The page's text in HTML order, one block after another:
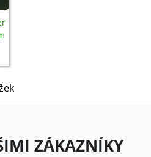
ZÁKAZNÍKY